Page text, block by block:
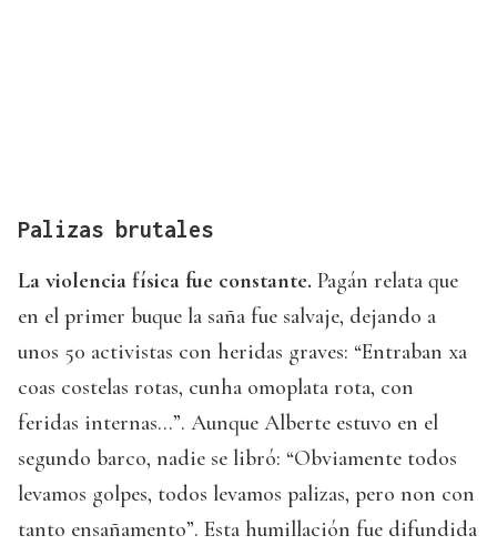
Palizas brutales
La violencia física fue constante. Pagán relata que
en el primer buque la saña fue salvaje, dejando a
unos 50 activistas con heridas graves: “Entraban xa
coas costelas rotas, cunha omoplata rota, con
feridas internas...”. Aunque Alberte estuvo en el
segundo barco, nadie se libró: “Obviamente todos
levamos golpes, todos levamos palizas, pero non con
tanto ensañamento”. Esta humillación fue difundida